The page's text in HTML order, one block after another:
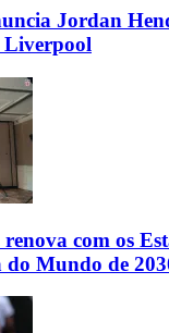
Jordan
Liverpool
com os
do Mundo de